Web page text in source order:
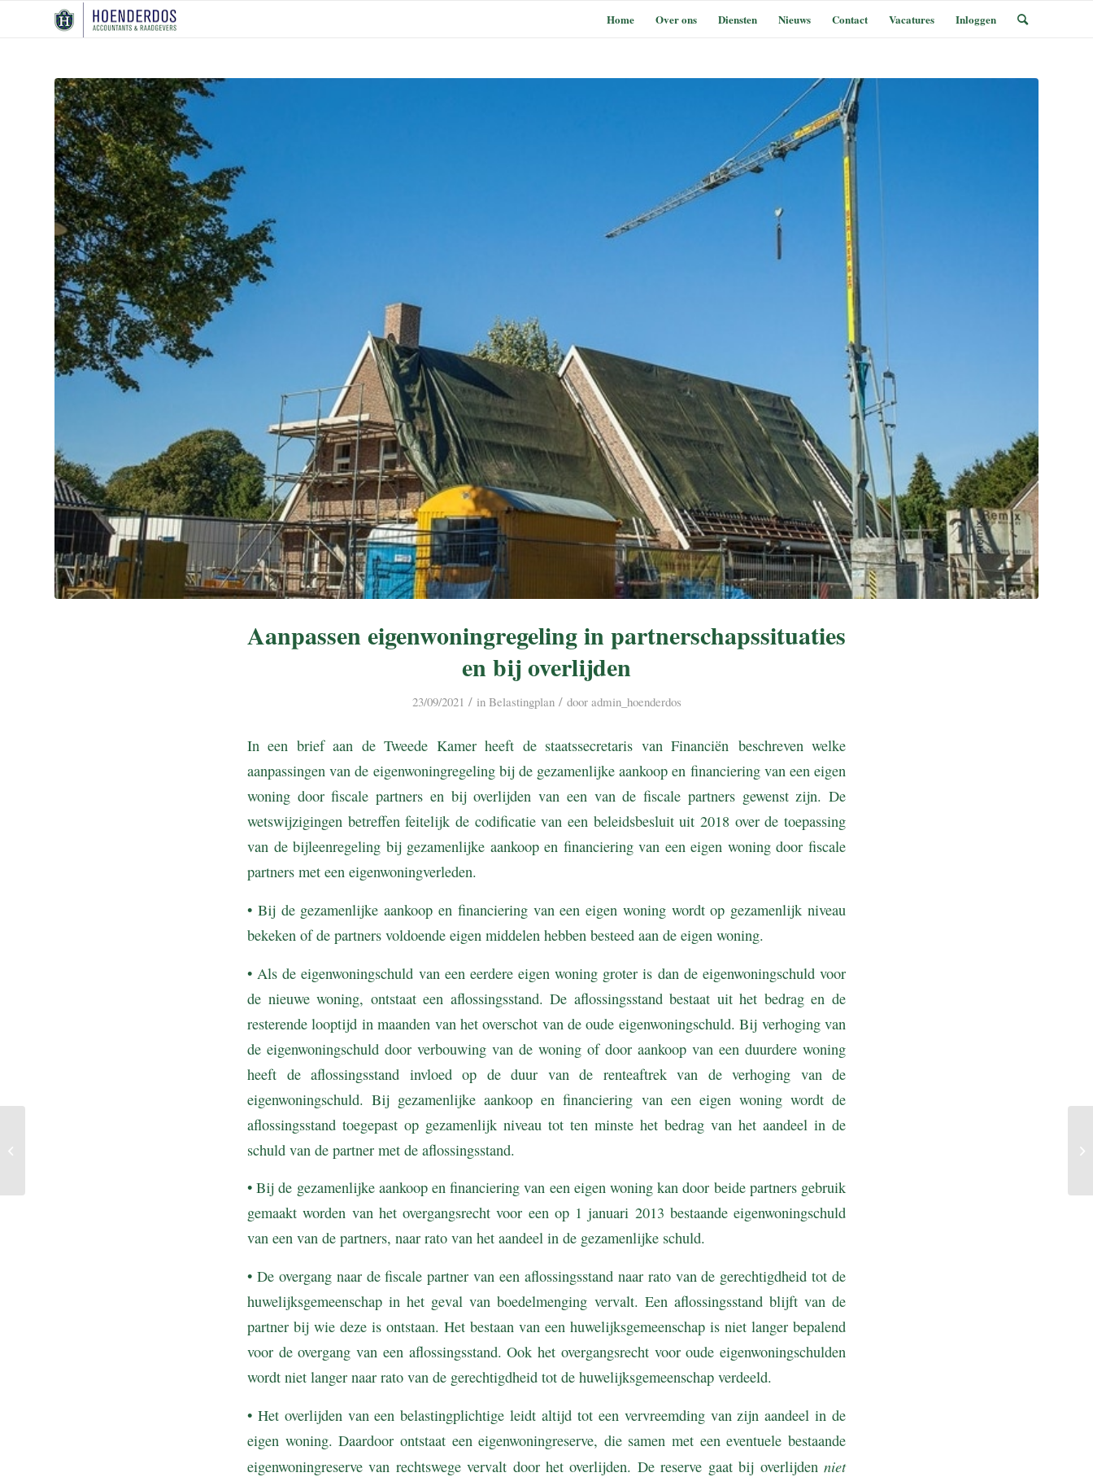
Home Over ons Diensten Nieuws Contact Vacatures Inloggen
Aanpassen eigenwoningregeling in partnerschapssituaties
en bij overlijden
23/09/2021 / in Belastingplan / door admin_hoenderdos
In een brief aan de Tweede Kamer heeft de staatssecretaris van Financiën beschreven welke
aanpassingen van de eigenwoningregeling bij de gezamenlijke aankoop en financiering van een eigen
woning door fiscale partners en bij overlijden van een van de fiscale partners gewenst zijn. De
wetswijzigingen betreffen feitelijk de codificatie van een beleidsbesluit uit 2018 over de toepassing
van de bijleenregeling bij gezamenlijke aankoop en financiering van een eigen woning door fiscale
partners met een eigenwoningverleden.
• Bij de gezamenlijke aankoop en financiering van een eigen woning wordt op gezamenlijk niveau
bekeken of de partners voldoende eigen middelen hebben besteed aan de eigen woning.
• Als de eigenwoningschuld van een eerdere eigen woning groter is dan de eigenwoningschuld voor
de nieuwe woning, ontstaat een aflossingsstand. De aflossingsstand bestaat uit het bedrag en de
resterende looptijd in maanden van het overschot van de oude eigenwoningschuld. Bij verhoging van
de eigenwoningschuld door verbouwing van de woning of door aankoop van een duurdere woning
heeft de aflossingsstand invloed op de duur van de renteaftrek van de verhoging van de
eigenwoningschuld. Bij gezamenlijke aankoop en financiering van een eigen woning wordt de
aflossingsstand toegepast op gezamenlijk niveau tot ten minste het bedrag van het aandeel in de
schuld van de partner met de aflossingsstand.
• Bij de gezamenlijke aankoop en financiering van een eigen woning kan door beide partners gebruik
gemaakt worden van het overgangsrecht voor een op 1 januari 2013 bestaande eigenwoningschuld
van een van de partners, naar rato van het aandeel in de gezamenlijke schuld.
• De overgang naar de fiscale partner van een aflossingsstand naar rato van de gerechtigdheid tot de
huwelijksgemeenschap in het geval van boedelmenging vervalt. Een aflossingsstand blijft van de
partner bij wie deze is ontstaan. Het bestaan van een huwelijksgemeenschap is niet langer bepalend
voor de overgang van een aflossingsstand. Ook het overgangsrecht voor oude eigenwoningschulden
wordt niet langer naar rato van de gerechtigdheid tot de huwelijksgemeenschap verdeeld.
• Het overlijden van een belastingplichtige leidt altijd tot een vervreemding van zijn aandeel in de
eigen woning. Daardoor ontstaat een eigenwoningreserve, die samen met een eventuele bestaande
eigenwoningreserve van rechtswege vervalt door het overlijden. De reserve gaat bij overlijden niet